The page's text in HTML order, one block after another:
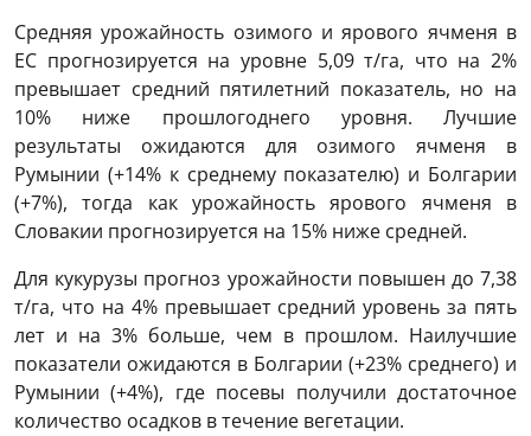
Средняя урожайность озимого и ярового ячменя в
ЕС прогнозируется на уровне 5,09 т/га, что на 2%
превышает средний пятилетний показатель, но на
10% ниже прошлогоднего уровня. Лучшие
результаты ожидаются для озимого ячменя в
Румынии (+14% к среднему показателю) и Болгарии
(+7%), тогда как урожайность ярового ячменя в
Словакии прогнозируется на 15% ниже средней.
Для кукурузы прогноз урожайности повышен до 7,38
т/га, что на 4% превышает средний уровень за пять
лет и на 3% больше, чем в прошлом. Наилучшие
показатели ожидаются в Болгарии (+23% среднего) и
Румынии (+4%), где посевы получили достаточное
количество осадков в течение вегетации.